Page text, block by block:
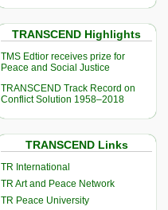
TRANSCEND Highlights
TMS Edtior receives prize for
Peace and Social Justice
TRANSCEND Track Record on
Conflict Solution 1958–2018
TRANSCEND Links
TR International
TR Art and Peace Network
TR Peace University